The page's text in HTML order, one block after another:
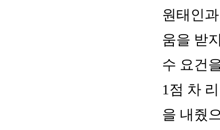
원태인
움을 받
수 요건
1점 차
을 내줬